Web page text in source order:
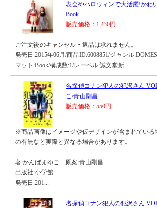
表会やハロウィンで大活躍!かわ
Book
販売価格：1,430円
ご注文後のキャンセル・返品は承れません。
発売日:2015年06月/商品ID:6008851/ジャンル
マット:Book/構成数:1/レーベル:誠文堂新...
名探偵コナン犯人の犯沢さん
こ/青山剛昌
販売価格：550円
※商品画像はイメージや仮デザインが含まれている
の有無など実際と異なる場合があります。
著:かんばまゆこ 原案:青山剛昌
出版社:小学館
発売日:201...
名探偵コナン犯人の犯沢さん